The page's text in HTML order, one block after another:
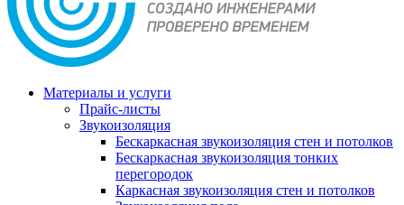
Материалы и услуги
Прайс-листы
Звукоизоляция
Бескаркасная звукоизоляция стен и потолков
Бескаркасная звукоизоляция тонких
перегородок
Каркасная звукоизоляция стен и потолков